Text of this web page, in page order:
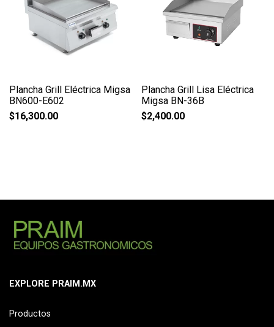
Plancha Grill Eléctrica Migsa
BN600-E602
$16,300.00
Plancha Grill Lisa Eléctrica
Migsa BN-36B
$2,400.00
EXPLORE PRAIM.MX
Productos